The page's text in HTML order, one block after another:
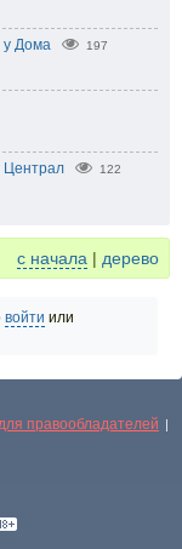
у Дома 197
Централ 122
с начала | дерево
войти или
правообладателей |